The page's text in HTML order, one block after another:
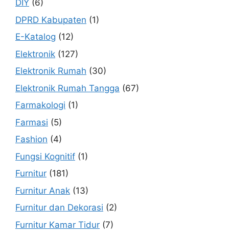
DIY (6)
DPRD Kabupaten (1)
E-Katalog (12)
Elektronik (127)
Elektronik Rumah (30)
Elektronik Rumah Tangga (67)
Farmakologi (1)
Farmasi (5)
Fashion (4)
Fungsi Kognitif (1)
Furnitur (181)
Furnitur Anak (13)
Furnitur dan Dekorasi (2)
Furnitur Kamar Tidur (7)